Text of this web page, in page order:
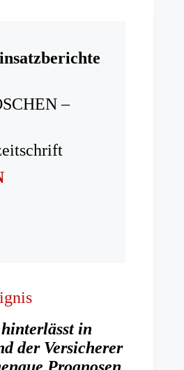
–
in
der Versicherer
Prognosen